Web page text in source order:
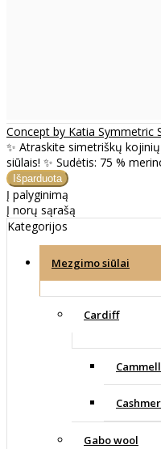
Concept by Katia Symmetric
✨ Atraskite simetriškų
siūlais! ✨ Sudėtis: 75 %
Į palyginimą
Į norų sąrašą
Kategorijos
Mezgimo siūlai
Cardiff
Gabo wool